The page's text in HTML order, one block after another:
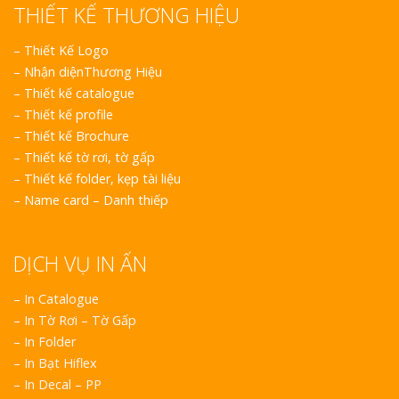
THIẾT KẾ THƯƠNG HIỆU
– Thiết Kế Logo
– Nhận diệnThương Hiệu
– Thiết kế catalogue
– Thiết kế profile
– Thiết kế Brochure
– Thiết kế tờ rơi, tờ gấp
– Thiết kế folder, kẹp tài liệu
– Name card – Danh thiếp
DỊCH VỤ IN ẤN
– In Catalogue
– In Tờ Rơi – Tờ Gấp
– In Folder
– In Bạt Hiflex
– In Decal – PP